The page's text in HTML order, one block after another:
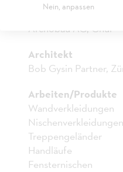
Bauleitung
Archobau AG, Chur
Architekt
Bob Gysin Partner,
Arbeiten/Produkte
Wandverkleidungen
Nischenverkleidungen
Treppengeländer
Handläufe
Fensternischen
KINDERGARTEN
AADORF
Nein, anpassen